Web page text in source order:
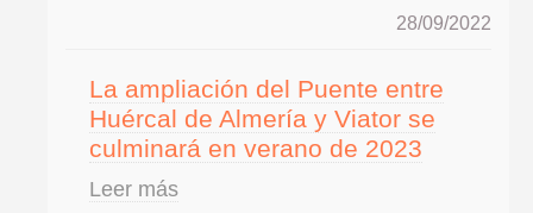
28/09/2022
La ampliación del Puente entre
Huércal de Almería y Viator se
culminará en verano de 2023
Leer más